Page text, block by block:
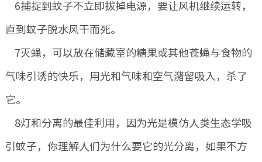
6捕捉到蚊子不立即拔掉电源，要让风机继续运转，
直到蚊子脱水风干而死。
7灭蝇，可以放在储藏室的糖果或其他苍蝇与食物的
气味引诱的快乐，用光和气味和空气潴留吸入，杀了
它。
8灯和分离的最佳利用，因为光是模仿人类生态学吸
引蚊子，你理解人们为什么要它的光分离，如果不方